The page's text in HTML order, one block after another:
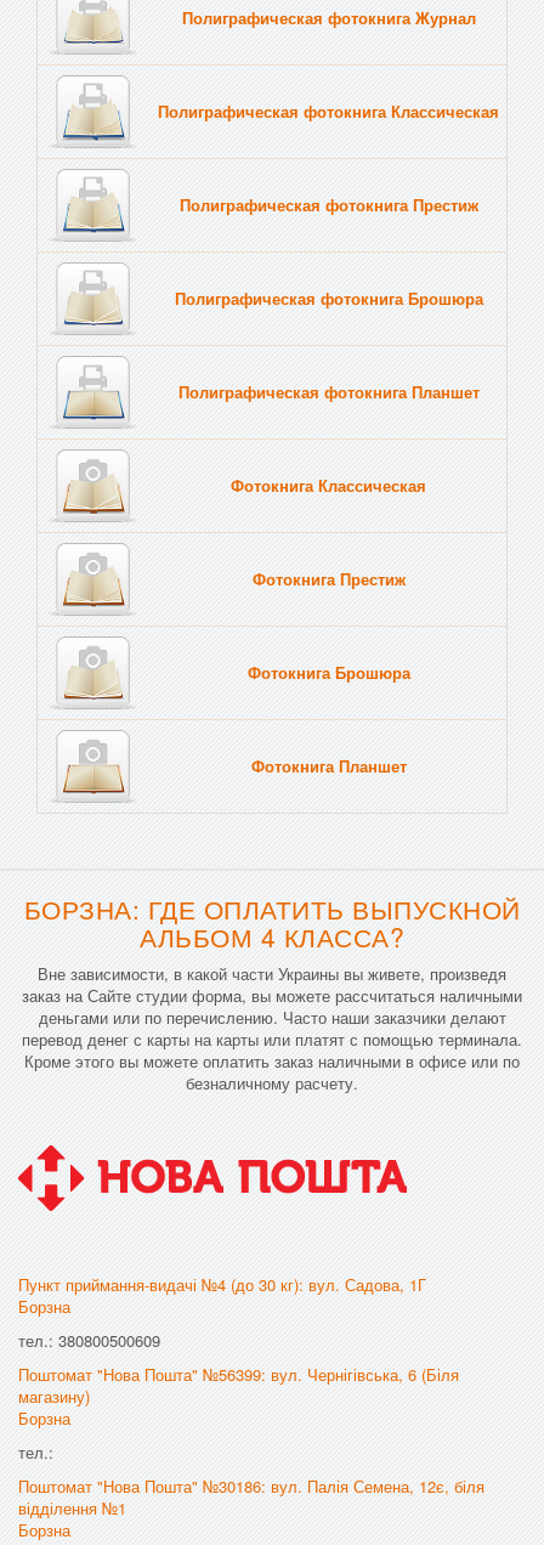
Полиграфическая фотокнига Журнал
Полиграфическая фотокнига Классическая
Полиграфическая фотокнига Престиж
Полиграфическая фотокнига Брошюра
Полиграфическая фотокнига Планшет
Фотокнига Классическая
Фотокнига Престиж
Фотокнига Брошюра
Фотокнига Планшет
БОРЗНА: ГДЕ ОПЛАТИТЬ ВЫПУСКНОЙ
АЛЬБОМ 4 КЛАССА?
Вне зависимости, в какой части Украины вы живете, произведя
заказ на Сайте студии форма, вы можете рассчитаться наличными
деньгами или по перечислению. Часто наши заказчики делают
перевод денег с карты на карты или платят с помощью терминала.
Кроме этого вы можете оплатить заказ наличными в офисе или по
безналичному расчету.
Пункт приймання-видачі №4 (до 30 кг): вул. Садова, 1Г
Борзна
тел.: 380800500609
Поштомат "Нова Пошта" №56399: вул. Чернігівська, 6 (Біля
магазину)
Борзна
тел.:
Поштомат "Нова Пошта" №30186: вул. Палія Семена, 12є, біля
відділення №1
Борзна